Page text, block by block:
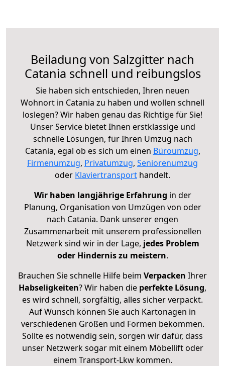
Beiladung von Salzgitter nach
Catania schnell und reibungslos
Sie haben sich entschieden, Ihren neuen
Wohnort in Catania zu haben und wollen schnell
loslegen? Wir haben genau das Richtige für Sie!
Unser Service bietet Ihnen erstklassige und
schnelle Lösungen, für Ihren Umzug nach
Catania, egal ob es sich um einen Büroumzug,
Firmenumzug, Privatumzug, Seniorenumzug
oder Klaviertransport handelt.
Wir haben langjährige Erfahrung in der
Planung, Organisation von Umzügen von oder
nach Catania. Dank unserer engen
Zusammenarbeit mit unserem professionellen
Netzwerk sind wir in der Lage, jedes Problem
oder Hindernis zu meistern.
Brauchen Sie schnelle Hilfe beim Verpacken Ihrer
Habseligkeiten? Wir haben die perfekte Lösung,
es wird schnell, sorgfältig, alles sicher verpackt.
Auf Wunsch können Sie auch Kartonagen in
verschiedenen Größen und Formen bekommen.
Sollte es notwendig sein, sorgen wir dafür, dass
unser Netzwerk sogar mit einem Möbellift oder
einem Transport-Lkw kommen.